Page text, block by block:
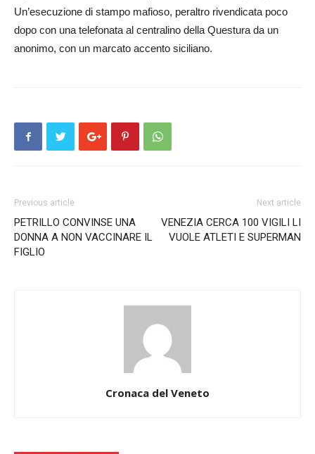
Un’esecuzione di stampo mafioso, peraltro rivendicata poco
dopo con una telefonata al centralino della Questura da un
anonimo, con un marcato accento siciliano.
Previous article
PETRILLO CONVINSE UNA
DONNA A NON VACCINARE IL
FIGLIO
Next article
VENEZIA CERCA 100 VIGILI LI
VUOLE ATLETI E SUPERMAN
Cronaca del Veneto